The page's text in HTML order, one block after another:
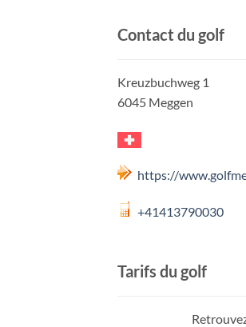
Contact du golf
Kreuzbuchweg 1
6045 Meggen
https://
+41413790030
Tarifs du golf